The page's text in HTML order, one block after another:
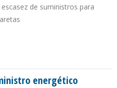
de suministros para
energético